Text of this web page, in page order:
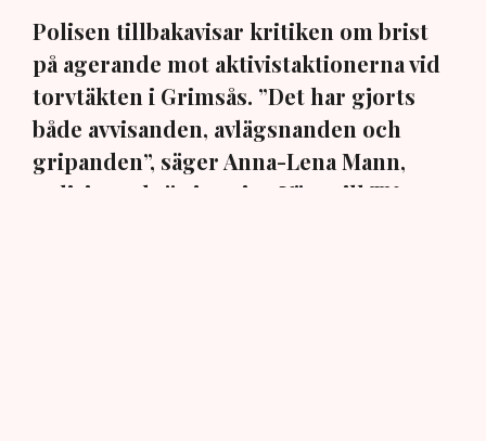
Polisen tillbakavisar kritiken om brist
på agerande mot aktivistaktionerna vid
torvtäkten i Grimsås. ”Det har gjorts
både avvisanden, avlägsnanden och
gripanden”, säger Anna-Lena Mann,
polisinspektör i region Väst, till TN.